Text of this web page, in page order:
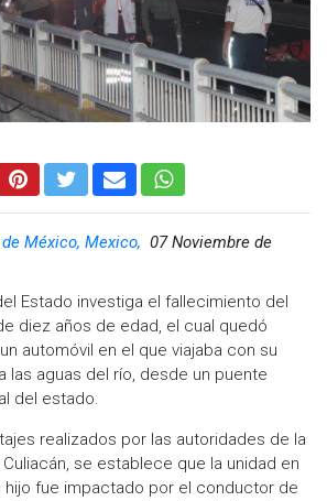
México, Mexico, 07 Noviembre de
Estado investiga el fallecimiento del
diez años de edad, el cual quedó
automóvil en el que viajaba con su
las aguas del río, desde un puente
del estado.
realizados por las autoridades de la
se establece que la unidad en
hijo fue impactado por el conductor de